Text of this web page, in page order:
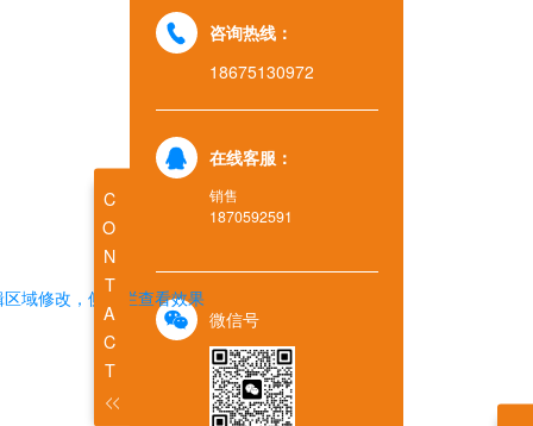
区域修改，侧边栏查看效果
CONTACT
咨询热线：
18675130972
在线客服：
销售
1870592591
微信号